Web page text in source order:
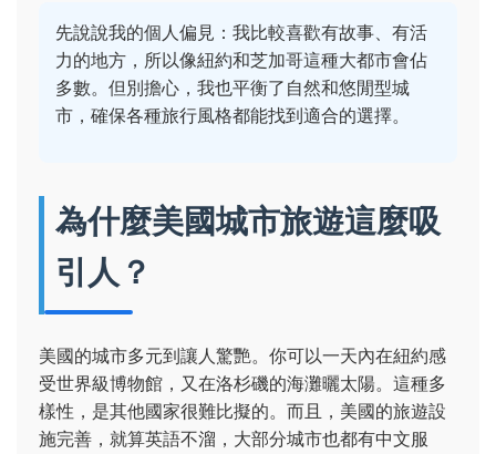
先說說我的個人偏見：我比較喜歡有故事、有活
力的地方，所以像紐約和芝加哥這種大都市會佔
多數。但別擔心，我也平衡了自然和悠閒型城
市，確保各種旅行風格都能找到適合的選擇。
為什麼美國城市旅遊這麼吸
引人？
美國的城市多元到讓人驚艷。你可以一天內在紐約感
受世界級博物館，又在洛杉磯的海灘曬太陽。這種多
樣性，是其他國家很難比擬的。而且，美國的旅遊設
施完善，就算英語不溜，大部分城市也都有中文服